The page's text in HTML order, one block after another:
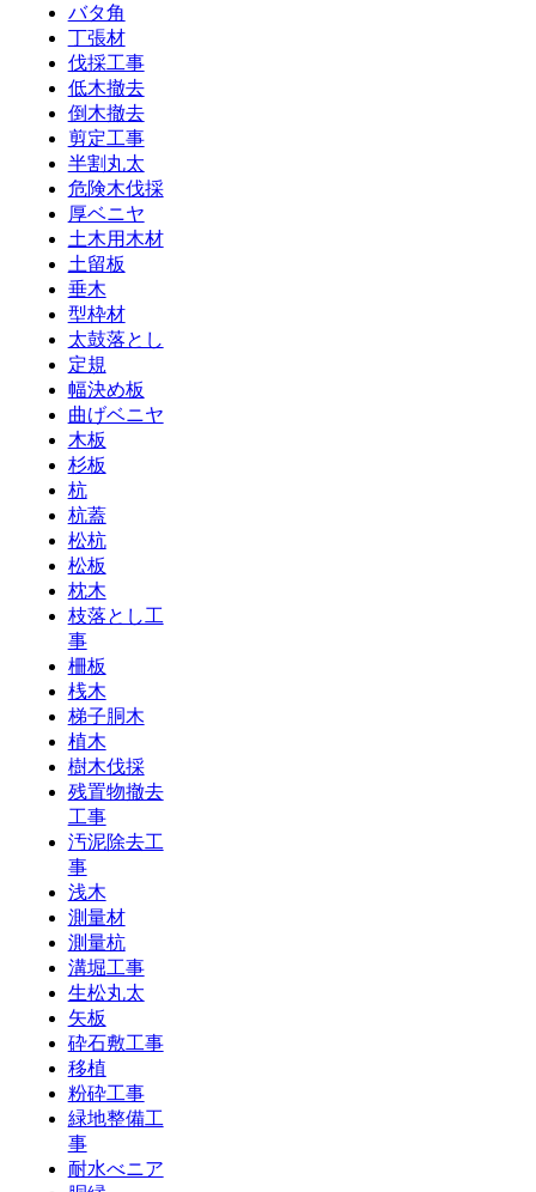
バタ角
丁張材
伐採工事
低木撤去
倒木撤去
剪定工事
半割丸太
危険木伐採
厚ベニヤ
土木用木材
土留板
垂木
型枠材
太鼓落とし
定規
幅決め板
曲げベニヤ
木板
杉板
杭
杭蓋
松杭
松板
枕木
枝落とし工
事
柵板
桟木
梯子胴木
植木
樹木伐採
残置物撤去
工事
汚泥除去工
事
浅木
測量材
測量杭
溝堀工事
生松丸太
矢板
砕石敷工事
移植
粉砕工事
緑地整備工
事
耐水べニア